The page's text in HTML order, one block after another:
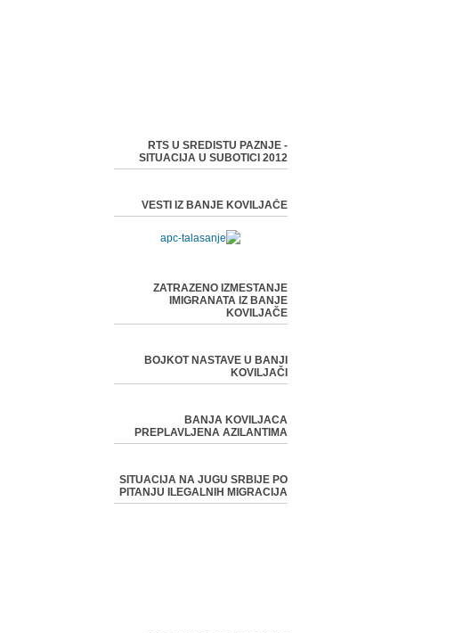
RTS U SREDISTU PAZNJE -
SITUACIJA U SUBOTICI 2012
VESTI IZ BANJE KOVILJAČE
ZATRAZENO IZMESTANJE
IMIGRANATA IZ BANJE
KOVILJAČE
BOJKOT NASTAVE U BANJI
KOVILJAČI
BANJA KOVILJACA
PREPLAVLJENA AZILANTIMA
SITUACIJA NA JUGU SRBIJE PO
PITANJU ILEGALNIH MIGRACIJA